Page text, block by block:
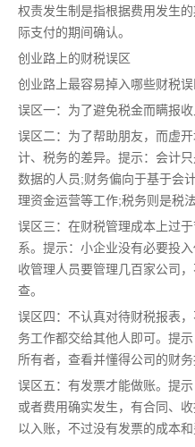
权责发生制是指根据费用发生
际支付的期间确认。
创业路上的财税误区
创业路上最容易掉入哪些财税
误区一：为了避免税金而瞒报
误区二：为了帮助朋友，而虚
计、税务的差异。提示：会计
数据的人员;财务偏向于基于会
理资金运营等工作;税务则是税
误区三：在财税管理成本上过
系。提示：小企业没有必要投
收管理人员要管理几百家公司
查。
误区四：不认真对待财税报表
务工作都交给其他人即可。提
所有者，查看并懂得公司的财务
误区五：有发票才能做账。提
或者费用确实发生，有合同、
以入账，不过没有发票的成本